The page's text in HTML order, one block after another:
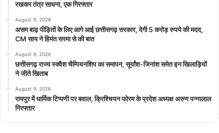
रखकर तंत्र साधना, एक गिरफ्तार
August 9, 2026
असम बाढ़ पीड़ितों के लिए आगे आई छत्तीसगढ़ सरकार, देगी 5 करोड़ रुपये की मदद,
CM साय ने हिमंत सरमा से की बात
August 9, 2026
छत्तीसगढ़ राज्य स्क्वैश चैम्पियनशिप का समापन, सूर्यांश-जिनांश समेत इन खिलाड़ियों
ने जीते खिताब
August 9, 2026
रायपुर में धार्मिक टिप्पणी पर बवाल, क्रिश्चियन फोरम के प्रदेश अध्यक्ष अरुण पन्नालाल
गिरफ्तार